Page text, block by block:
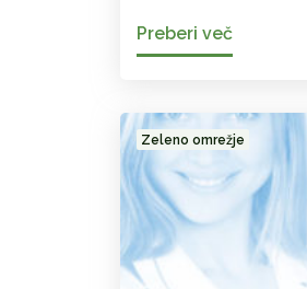
Preberi več
Zeleno omrežje